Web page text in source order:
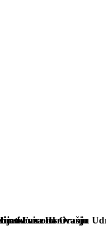
o osnivanju
Faza IIIna Orašju
Faza II